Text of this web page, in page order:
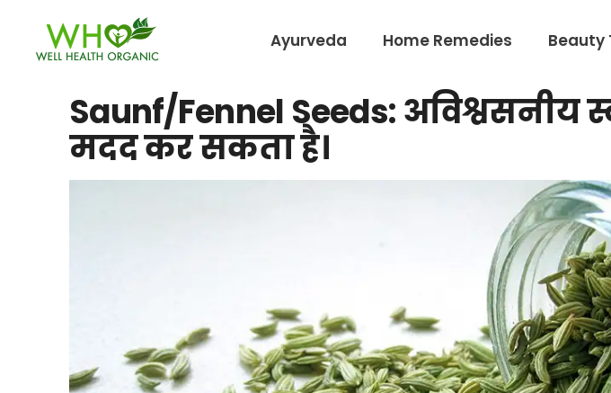
Ayurveda Home Remedies Beauty
Saunf/Fennel Seeds: अविश्वसनीय
मदद कर सकता है।